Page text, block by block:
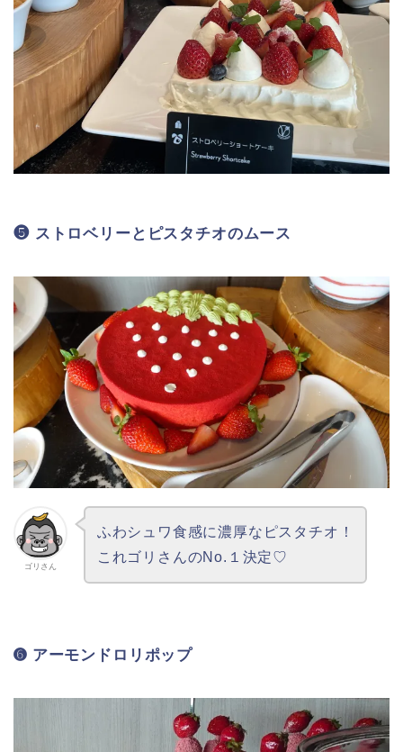
❺ ストロベリーとピスタチオのムース
ゴリさん
ふわシュワ食感に濃厚なピスタチオ！
これゴリさんのNo.１決定♡
➏ アーモンドロリポップ